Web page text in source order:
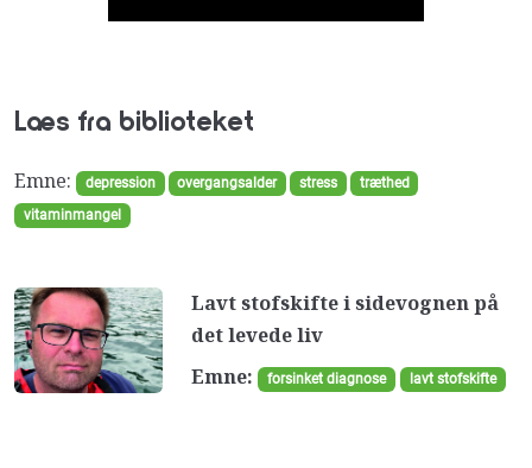
Læs fra biblioteket
Emne: depression overgangsalder stress
træthed
vitaminmangel
Lavt stofskifte i sidevognen på
det levede liv
Emne:
forsinket diagnose lavt stofskifte